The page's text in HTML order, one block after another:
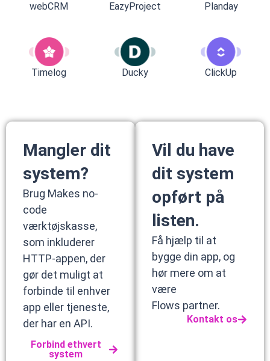
webCRM EazyProject Planday
Timelog Ducky ClickUp
Mangler dit
system?
Brug Makes no-
code
værktøjskasse,
som inkluderer
HTTP-appen, der
gør det muligt at
forbinde til enhver
app eller tjeneste,
der har en API.
Forbind ethvert
system
Vil du have
dit system
opført på
listen.
Få hjælp til at
bygge din app, og
hør mere om at
være
Flows partner.
Kontakt os